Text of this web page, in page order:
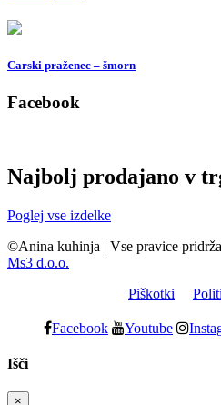
Carski praženec – šmorn
Facebook
Najbolj prodajano v
Poglej vse izdelke
©Anina kuhinja | Vse pravice
Ms3 d.o.o.
Piškotki
Facebook Youtube
Išči
×